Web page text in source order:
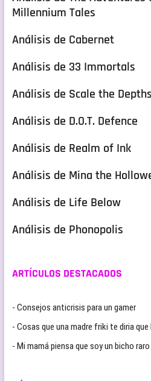
Millennium Tales
Análisis de Cabernet
Análisis de 33 Immortals
Análisis de Scale the Depths
Análisis de D.O.T. Defence
Análisis de Realm of Ink
Análisis de Mina the
Análisis de Life Below
Análisis de Phonopolis
ARTÍCULOS DESTACADOS
- Consejos anticrisis para un gamer
- Cosas que una madre friki te diria
- Mi mamá piensa que soy un bicho raro